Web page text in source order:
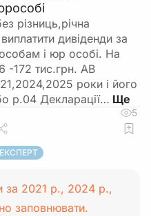
різниць,річна
дивіденди за
і юр особі. На
-172 тис.грн. АВ
роки і його
р.04 Декларації…
5
ЕКСПЕРТ
за 2021 р., 2024 р.,
заповнювати.